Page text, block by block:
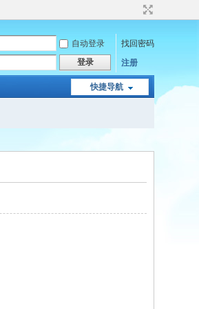
自动登录
找回密码
登录 注册
快捷导航